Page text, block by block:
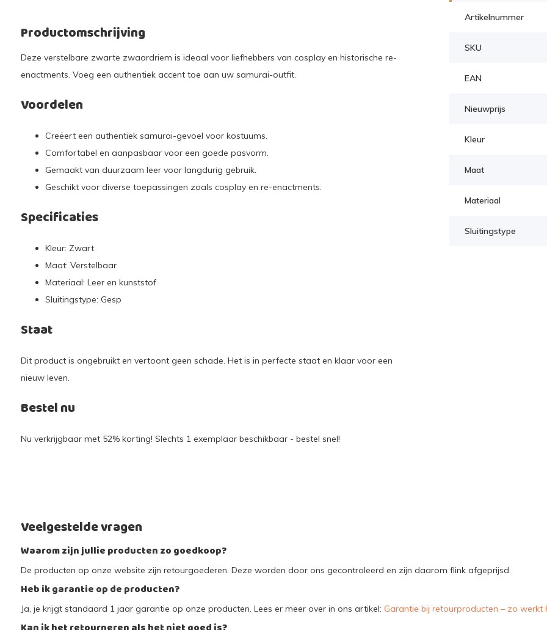
Productomschrijving
Deze verstelbare zwarte zwaardriem is ideaal voor liefhebbers van cosplay en historische re-
enactments. Voeg een authentiek accent toe aan uw samurai-outfit.
Voordelen
Creëert een authentiek samurai-gevoel voor kostuums.
Comfortabel en aanpasbaar voor een goede pasvorm.
Gemaakt van duurzaam leer voor langdurig gebruik.
Geschikt voor diverse toepassingen zoals cosplay en re-enactments.
Specificaties
Kleur: Zwart
Maat: Verstelbaar
Materiaal: Leer en kunststof
Sluitingstype: Gesp
Staat
Dit product is ongebruikt en vertoont geen schade. Het is in perfecte staat en klaar voor een
nieuw leven.
Bestel nu
Nu verkrijgbaar met 52% korting! Slechts 1 exemplaar beschikbaar - bestel snel!
Artikelnummer
SKU
EAN
Nieuwprijs
Kleur
Maat
Materiaal
Sluitingstype
Veelgestelde vragen
Waarom zijn jullie producten zo goedkoop?
De producten op onze website zijn retourgoederen. Deze worden door ons gecontroleerd en zijn daarom flink afgeprijsd.
Heb ik garantie op de producten?
Ja, je krijgt standaard 1 jaar garantie op onze producten. Lees er meer over in ons artikel: Garantie bij retourproducten – zo werkt